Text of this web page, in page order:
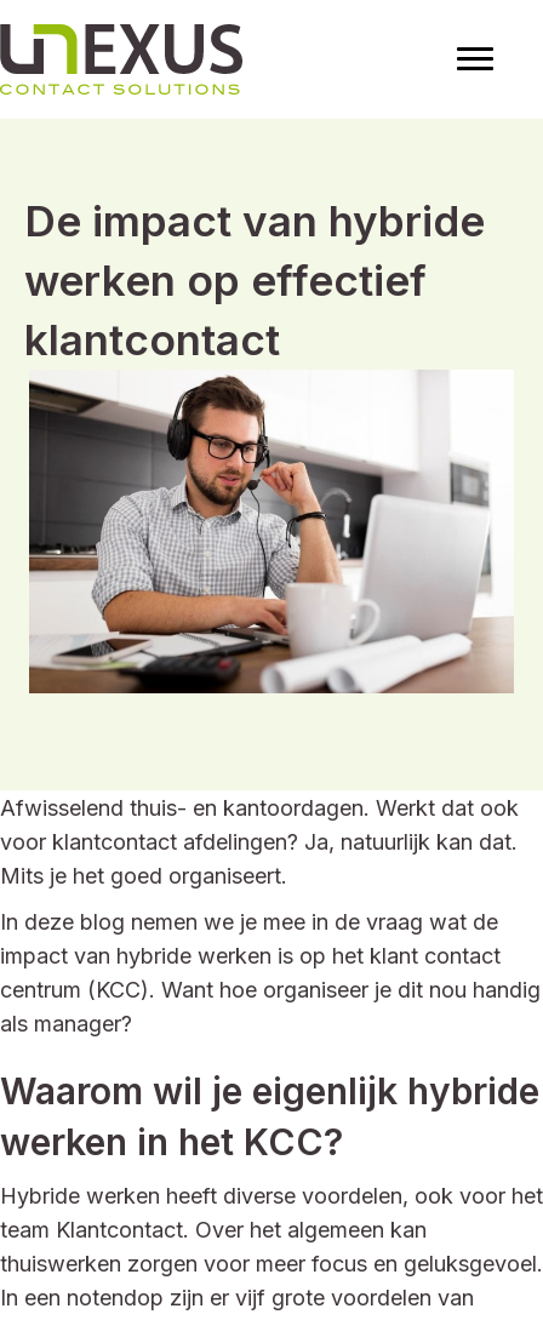
De impact van hybride
werken op effectief
klantcontact
Afwisselend thuis- en kantoordagen. Werkt dat ook
voor klantcontact afdelingen? Ja, natuurlijk kan dat.
Mits je het goed organiseert.
In deze blog nemen we je mee in de vraag wat de
impact van hybride werken is op het klant contact
centrum (KCC). Want hoe organiseer je dit nou handig
als manager?
Waarom wil je eigenlijk hybride
werken in het KCC?
Hybride werken heeft diverse voordelen, ook voor het
team Klantcontact. Over het algemeen kan
thuiswerken zorgen voor meer focus en geluksgevoel.
In een notendop zijn er vijf grote voordelen van